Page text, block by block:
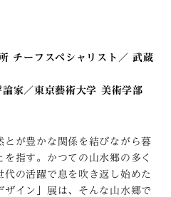
チーフスペシャリスト／ 武蔵
論家／東京藝術大学 美術学部
とが豊かな関係を結びながら暮
指す。かつての山水郷の多く
の活躍で息を吹き返し始めた
ザイン」展は、そんな山水郷で